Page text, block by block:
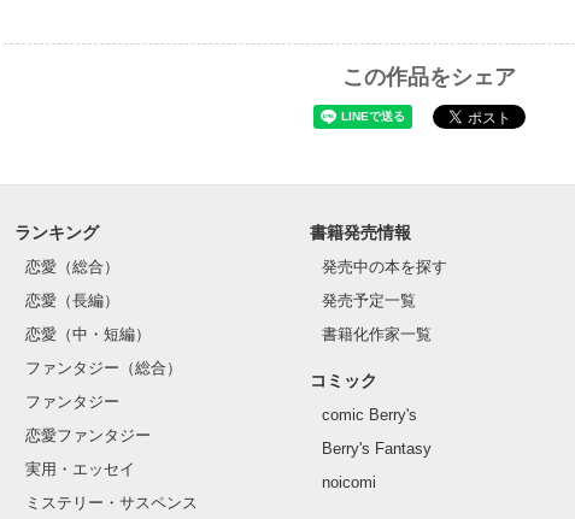
この作品をシェア
ランキング
恋愛（総合）
恋愛（長編）
恋愛（中・短編）
ファンタジー（総合）
ファンタジー
恋愛ファンタジー
実用・エッセイ
ミステリー・サスペンス
書籍発売情報
発売中の本を探す
発売予定一覧
書籍化作家一覧
コミック
comic Berry's
Berry's Fantasy
noicomi